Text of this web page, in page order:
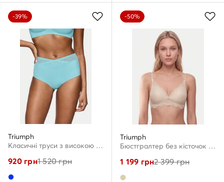
-39%
Triumph
Класичні труси з високою талією · Голубий
920грн1 520грн
-50%
Triumph
Бюстгралтер без кісточок · Бежевий
1 199 грн2 399грн